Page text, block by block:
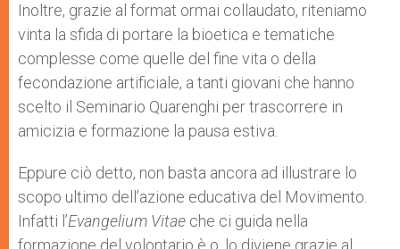
Inoltre, grazie al format ormai collaudato, riteniamo
vinta la sfida di portare la bioetica e tematiche
complesse come quelle del fine vita o della
fecondazione artificiale, a tanti giovani che hanno
scelto il Seminario Quarenghi per trascorrere in
amicizia e formazione la pausa estiva.
Eppure ciò detto, non basta ancora ad illustrare lo
scopo ultimo dell’azione educativa del Movimento.
Infatti l’Evangelium Vitae che ci guida nella
formazione del volontario è o, lo diviene grazie al